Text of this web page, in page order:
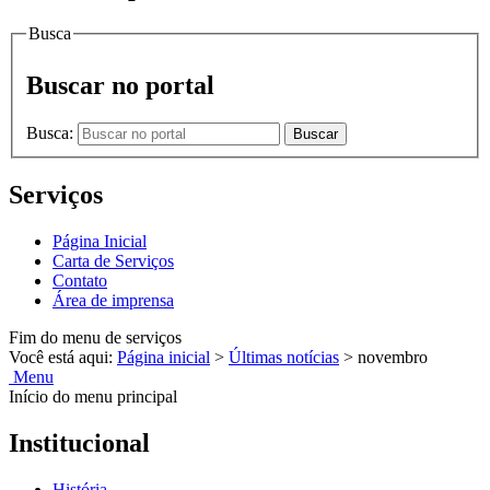
Busca
Buscar no portal
Busca: Buscar
Serviços
Página Inicial
Carta de Serviços
Contato
Área de imprensa
Fim do menu de serviços
Você está aqui: Página inicial > Últimas notícias > novembro
Menu
Início do menu principal
Institucional